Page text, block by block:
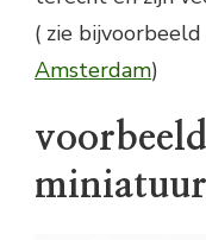
( zie
Amsterdam)